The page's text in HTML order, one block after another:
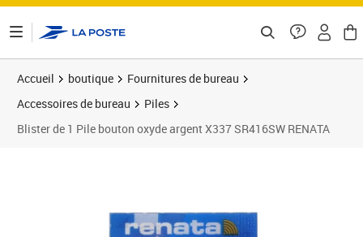
Accueil boutique
Fournitures de bureau
Accessoires de bureau
Piles
Blister de 1 Pile bouton oxyde argent X337 SR416SW RENATA